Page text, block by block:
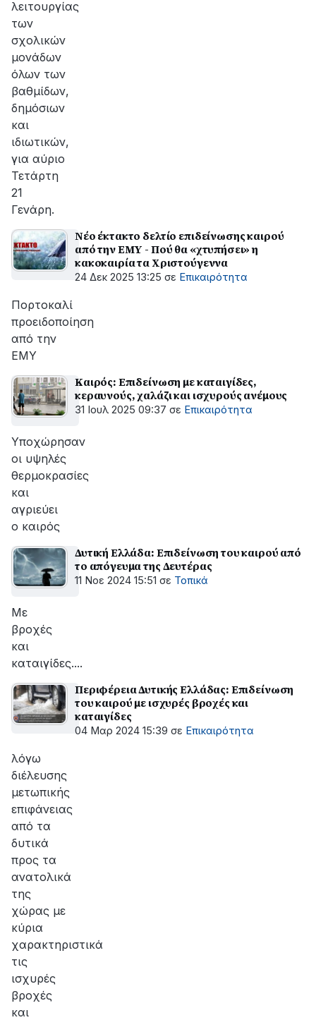
λειτουργίας
των
σχολικών
μονάδων
όλων των
βαθμίδων,
δημόσιων
και
ιδιωτικών,
για αύριο
Τετάρτη
21
Γενάρη.
Νέο έκτακτο δελτίο επιδείνωσης καιρού
από την ΕΜΥ - Πού θα «χτυπήσει» η
κακοκαιρία τα Χριστούγεννα
24 Δεκ 2025 13:25 σε Επικαιρότητα
Πορτοκαλί
προειδοποίηση
από την
ΕΜΥ
Καιρός: Επιδείνωση με καταιγίδες,
κεραυνούς, χαλάζι και ισχυρούς ανέμους
31 Ιουλ 2025 09:37 σε Επικαιρότητα
Υποχώρησαν
οι υψηλές
θερμοκρασίες
και
αγριεύει
ο καιρός
Δυτική Ελλάδα: Επιδείνωση του καιρού από
το απόγευμα της Δευτέρας
11 Νοε 2024 15:51 σε Τοπικά
Με
βροχές
και
καταιγίδες....
Περιφέρεια Δυτικής Ελλάδας: Επιδείνωση
του καιρού με ισχυρές βροχές και
καταιγίδες
04 Μαρ 2024 15:39 σε Επικαιρότητα
λόγω
διέλευσης
μετωπικής
επιφάνειας
από τα
δυτικά
προς τα
ανατολικά
της
χώρας με
κύρια
χαρακτηριστικά
τις
ισχυρές
βροχές
και